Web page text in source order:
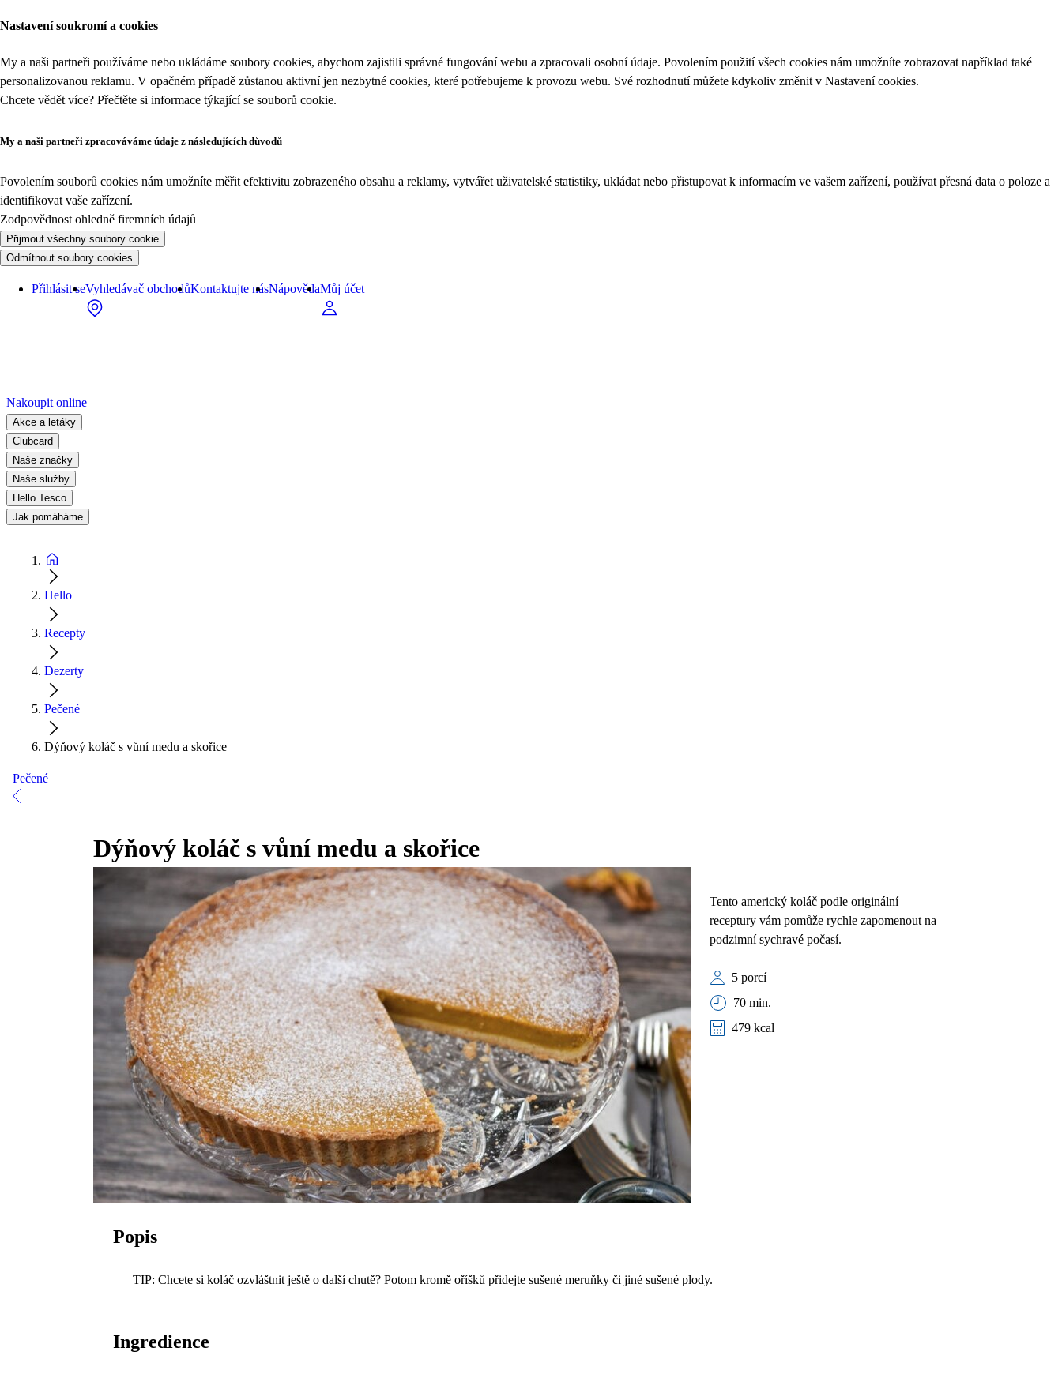
Nastavení soukromí a cookies
My a naši partneři používáme nebo ukládáme soubory cookies, abychom zajistili správné fungování webu a zpracovali osobní údaje. Povolením použití všech cookies nám umožníte zobrazovat například také
personalizovanou reklamu. V opačném případě zůstanou aktivní jen nezbytné cookies, které potřebujeme k provozu webu. Své rozhodnutí můžete kdykoliv změnit v Nastavení cookies.
Chcete vědět více? Přečtěte si informace týkající se souborů cookie.
My a naši partneři zpracováváme údaje z následujících důvodů
Povolením souborů cookies nám umožníte měřit efektivitu zobrazeného obsahu a reklamy, vytvářet uživatelské statistiky, ukládat nebo přistupovat k informacím ve vašem zařízení, používat přesná data o poloze a
identifikovat vaše zařízení.
Zodpovědnost ohledně firemních údajů
Přijmout všechny soubory cookie
Odmítnout soubory cookies
Přihlásit seVyhledávač obchodůKontaktujte násNápovědaMůj účet
Nakoupit online
Akce a letáky
Clubcard
Naše značky
Naše služby
Hello Tesco
Jak pomáháme
Hello
Recepty
Dezerty
Pečené
Dýňový koláč s vůní medu a skořice
Pečené
Dýňový koláč s vůní medu a skořice
Tento americký koláč podle originální
receptury vám pomůže rychle zapomenout na
podzimní sychravé počasí.
5 porcí
70 min.
479 kcal
Popis
TIP: Chcete si koláč ozvláštnit ještě o další chutě? Potom kromě oříšků přidejte sušené meruňky či jiné sušené plody.
Ingredience